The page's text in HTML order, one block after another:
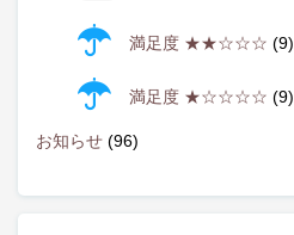
満足度 ★★☆☆☆ (9)
満足度 ★☆☆☆☆ (9)
お知らせ (96)